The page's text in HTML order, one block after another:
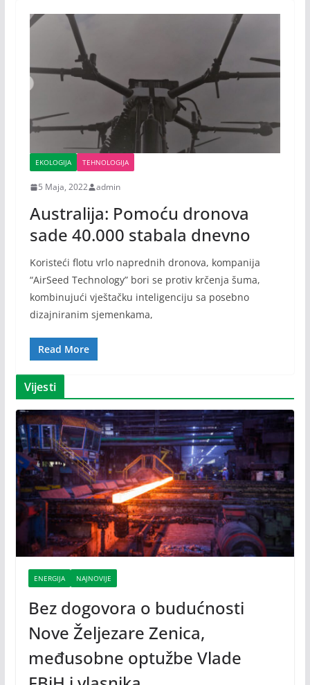
EKOLOGIJA TEHNOLOGIJA
5 Maja, 2022 admin
Australija: Pomoću dronova
sade 40.000 stabala dnevno
Koristeći flotu vrlo naprednih dronova, kompanija
“AirSeed Technology” bori se protiv krčenja šuma,
kombinujući vještačku inteligenciju sa posebno
dizajniranim sjemenkama,
Read More
Vijesti
ENERGIJA NAJNOVIJE
Bez dogovora o budućnosti
Nove Željezare Zenica,
međusobne optužbe Vlade